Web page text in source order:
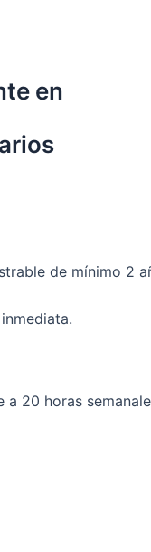
en
de mínimo 2
a 20 horas